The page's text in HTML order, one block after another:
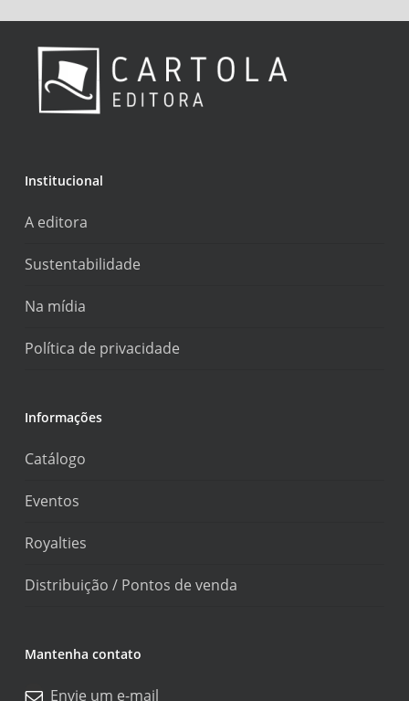
Institucional
A editora
Sustentabilidade
Na mídia
Política de privacidade
Informações
Catálogo
Eventos
Royalties
Distribuição / Pontos de venda
Mantenha contato
Envie um e-mail